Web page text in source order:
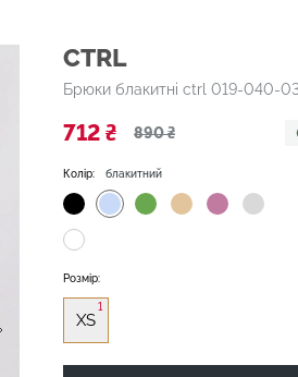
CTRL
Брюки блакитні ctrl 019-040-
712 ₴ 890 ₴
Колір: блакитний
Розмір:
XS
1